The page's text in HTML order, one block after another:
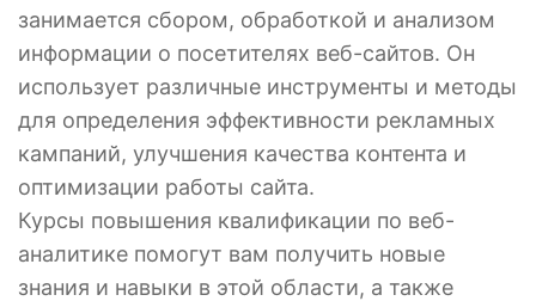
занимается сбором, обработкой и анализом
информации о посетителях веб-сайтов. Он
использует различные инструменты и методы
для определения эффективности рекламных
кампаний, улучшения качества контента и
оптимизации работы сайта.
Курсы повышения квалификации по веб-
аналитике помогут вам получить новые
знания и навыки в этой области, а также